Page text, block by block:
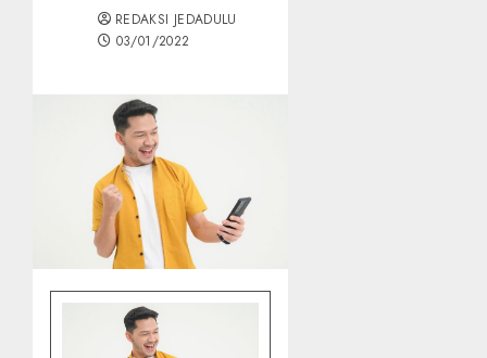
REDAKSI JEDADULU
03/01/2022